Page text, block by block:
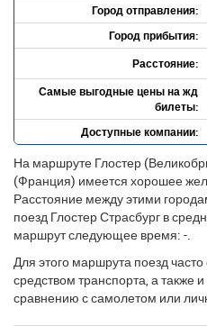
Город отправления:
Город прибытия:
Расстояние:
Самые выгодные цены на жд
билеты:
Доступные компании:
На маршруте Глостер
(Франция) имеется хорошее
Расстояние между этими
поезд Глостер Страсбург в
маршрут следующее время: -.
Для этого маршрута поезд
средством транспорта, а также
сравнению с самолетом или